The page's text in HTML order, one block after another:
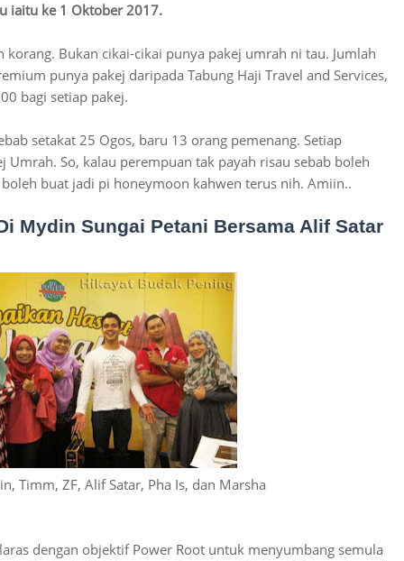
iaitu ke 1 Oktober 2017.
korang. Bukan cikai-cikai punya pakej umrah ni tau. Jumlah
punya pakej daripada Tabung Haji Travel and Services,
bagi setiap pakej.
setakat 25 Ogos, baru 13 orang pemenang. Setiap
Umrah. So, kalau perempuan tak payah risau sebab boleh
buat jadi pi honeymoon kahwen terus nih. Amiin..
Mydin Sungai Petani Bersama Alif Satar
Timm, ZF, Alif Satar, Pha Is, dan Marsha
dengan objektif Power Root untuk menyumbang semula